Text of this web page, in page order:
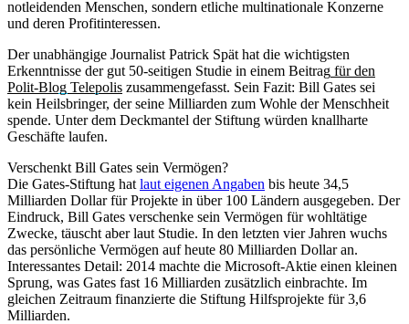
notleidenden Menschen, sondern etliche multinationale Konzerne
und deren Profitinteressen.
Der unabhängige Journalist Patrick Spät hat die wichtigsten
Erkenntnisse der gut 50-seitigen Studie in einem Beitrag für den
Polit-Blog Telepolis zusammengefasst. Sein Fazit: Bill Gates sei
kein Heilsbringer, der seine Milliarden zum Wohle der Menschheit
spende. Unter dem Deckmantel der Stiftung würden knallharte
Geschäfte laufen.
Verschenkt Bill Gates sein Vermögen?
Die Gates-Stiftung hat laut eigenen Angaben bis heute 34,5
Milliarden Dollar für Projekte in über 100 Ländern ausgegeben. Der
Eindruck, Bill Gates verschenke sein Vermögen für wohltätige
Zwecke, täuscht aber laut Studie. In den letzten vier Jahren wuchs
das persönliche Vermögen auf heute 80 Milliarden Dollar an.
Interessantes Detail: 2014 machte die Microsoft-Aktie einen kleinen
Sprung, was Gates fast 16 Milliarden zusätzlich einbrachte. Im
gleichen Zeitraum finanzierte die Stiftung Hilfsprojekte für 3,6
Milliarden.